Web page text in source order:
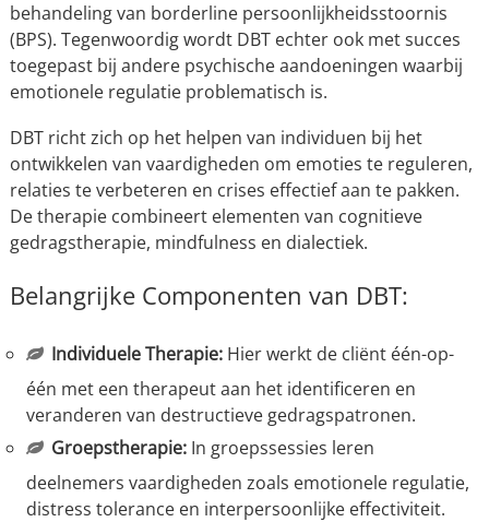
behandeling van borderline persoonlijkheidsstoornis
(BPS). Tegenwoordig wordt DBT echter ook met succes
toegepast bij andere psychische aandoeningen waarbij
emotionele regulatie problematisch is.
DBT richt zich op het helpen van individuen bij het
ontwikkelen van vaardigheden om emoties te reguleren,
relaties te verbeteren en crises effectief aan te pakken.
De therapie combineert elementen van cognitieve
gedragstherapie, mindfulness en dialectiek.
Belangrijke Componenten van DBT:
Individuele Therapie:Hier werkt de cliënt één-op-
één met een therapeut aan het identificeren en
veranderen van destructieve gedragspatronen.
Groepstherapie:In groepssessies leren
deelnemers vaardigheden zoals emotionele regulatie,
distress tolerance en interpersoonlijke effectiviteit.